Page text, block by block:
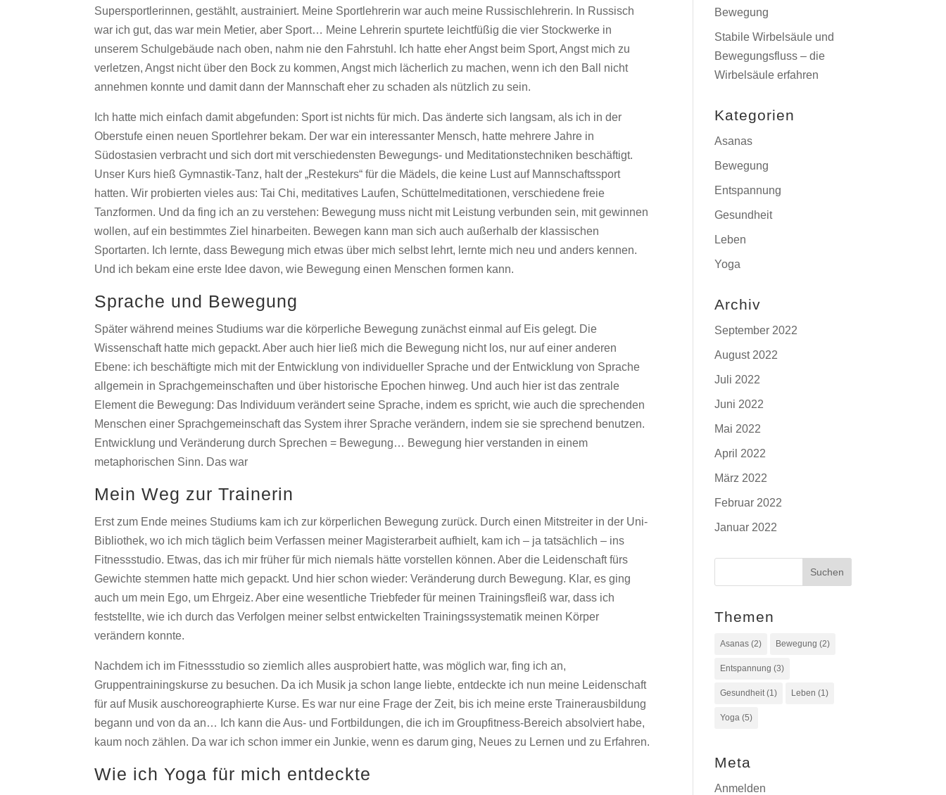
Supersportlerinnen, gestählt, austrainiert. Meine Sportlehrerin war auch meine Russischlehrerin. In Russisch
war ich gut, das war mein Metier, aber Sport… Meine Lehrerin spurtete leichtfüßig die vier Stockwerke in
unserem Schulgebäude nach oben, nahm nie den Fahrstuhl. Ich hatte eher Angst beim Sport, Angst mich zu
verletzen, Angst nicht über den Bock zu kommen, Angst mich lächerlich zu machen, wenn ich den Ball nicht
annehmen konnte und damit dann der Mannschaft eher zu schaden als nützlich zu sein.
Ich hatte mich einfach damit abgefunden: Sport ist nichts für mich. Das änderte sich langsam, als ich in der
Oberstufe einen neuen Sportlehrer bekam. Der war ein interessanter Mensch, hatte mehrere Jahre in
Südostasien verbracht und sich dort mit verschiedensten Bewegungs- und Meditationstechniken beschäftigt.
Unser Kurs hieß Gymnastik-Tanz, halt der „Restekurs“ für die Mädels, die keine Lust auf Mannschaftssport
hatten. Wir probierten vieles aus: Tai Chi, meditatives Laufen, Schüttelmeditationen, verschiedene freie
Tanzformen. Und da fing ich an zu verstehen: Bewegung muss nicht mit Leistung verbunden sein, mit gewinnen
wollen, auf ein bestimmtes Ziel hinarbeiten. Bewegen kann man sich auch außerhalb der klassischen
Sportarten. Ich lernte, dass Bewegung mich etwas über mich selbst lehrt, lernte mich neu und anders kennen.
Und ich bekam eine erste Idee davon, wie Bewegung einen Menschen formen kann.
Sprache und Bewegung
Später während meines Studiums war die körperliche Bewegung zunächst einmal auf Eis gelegt. Die
Wissenschaft hatte mich gepackt. Aber auch hier ließ mich die Bewegung nicht los, nur auf einer anderen
Ebene: ich beschäftigte mich mit der Entwicklung von individueller Sprache und der Entwicklung von Sprache
allgemein in Sprachgemeinschaften und über historische Epochen hinweg. Und auch hier ist das zentrale
Element die Bewegung: Das Individuum verändert seine Sprache, indem es spricht, wie auch die sprechenden
Menschen einer Sprachgemeinschaft das System ihrer Sprache verändern, indem sie sie sprechend benutzen.
Entwicklung und Veränderung durch Sprechen = Bewegung… Bewegung hier verstanden in einem
metaphorischen Sinn. Das war
Mein Weg zur Trainerin
Erst zum Ende meines Studiums kam ich zur körperlichen Bewegung zurück. Durch einen Mitstreiter in der Uni-
Bibliothek, wo ich mich täglich beim Verfassen meiner Magisterarbeit aufhielt, kam ich – ja tatsächlich – ins
Fitnessstudio. Etwas, das ich mir früher für mich niemals hätte vorstellen können. Aber die Leidenschaft fürs
Gewichte stemmen hatte mich gepackt. Und hier schon wieder: Veränderung durch Bewegung. Klar, es ging
auch um mein Ego, um Ehrgeiz. Aber eine wesentliche Triebfeder für meinen Trainingsfleiß war, dass ich
feststellte, wie ich durch das Verfolgen meiner selbst entwickelten Trainingssystematik meinen Körper
verändern konnte.
Nachdem ich im Fitnessstudio so ziemlich alles ausprobiert hatte, was möglich war, fing ich an,
Gruppentrainingskurse zu besuchen. Da ich Musik ja schon lange liebte, entdeckte ich nun meine Leidenschaft
für auf Musik auschoreographierte Kurse. Es war nur eine Frage der Zeit, bis ich meine erste Trainerausbildung
begann und von da an… Ich kann die Aus- und Fortbildungen, die ich im Groupfitness-Bereich absolviert habe,
kaum noch zählen. Da war ich schon immer ein Junkie, wenn es darum ging, Neues zu Lernen und zu Erfahren.
Wie ich Yoga für mich entdeckte
Bewegung
Stabile Wirbelsäule und
Bewegungsfluss – die
Wirbelsäule erfahren
Kategorien
Asanas
Bewegung
Entspannung
Gesundheit
Leben
Yoga
Archiv
September 2022
August 2022
Juli 2022
Juni 2022
Mai 2022
April 2022
März 2022
Februar 2022
Januar 2022
Themen
Asanas (2) Bewegung (2)
Entspannung (3)
Gesundheit(1) Leben (1)
Yoga (5)
Meta
Anmelden